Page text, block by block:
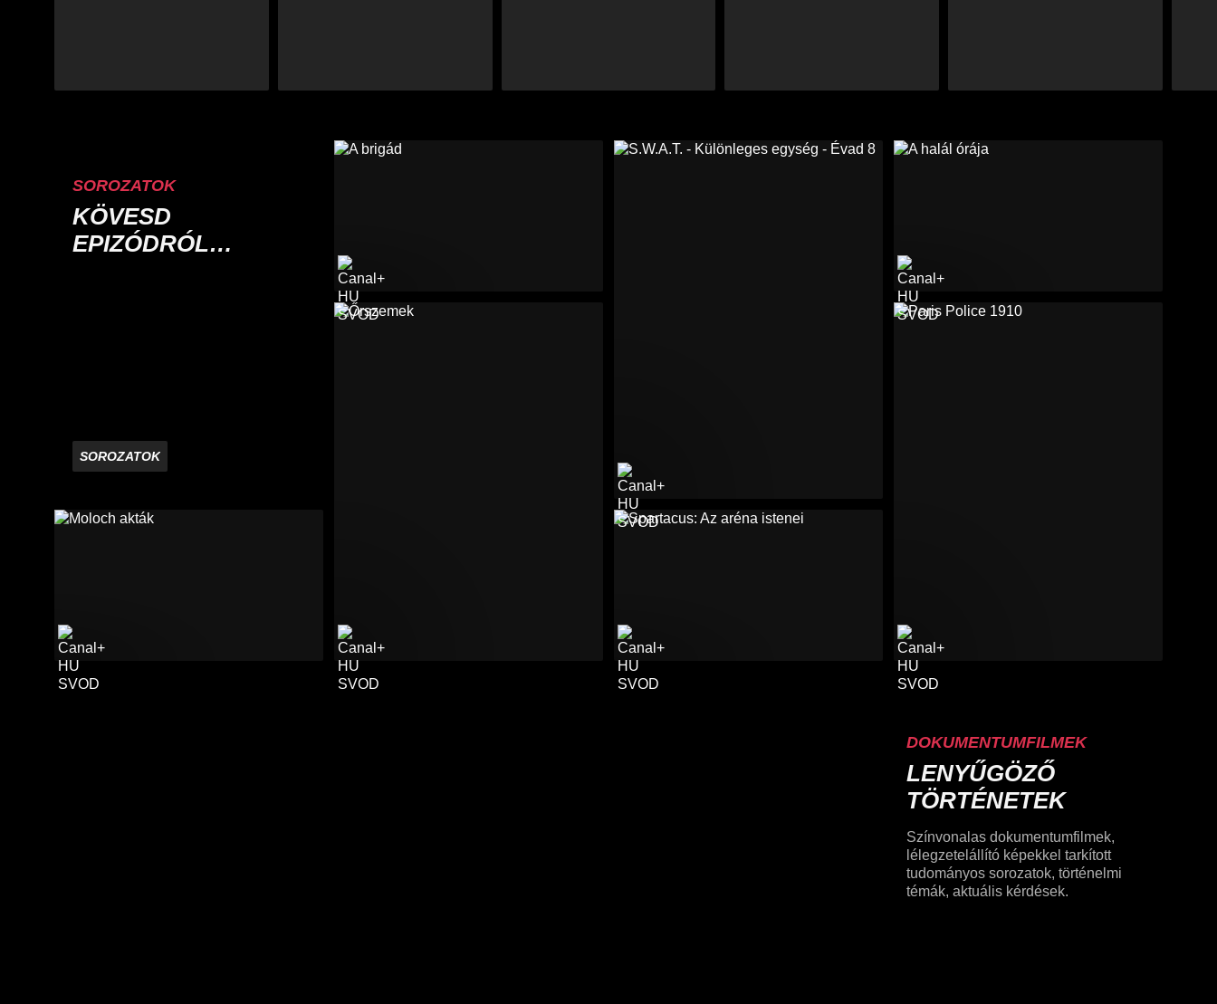
SOROZATOK
KÖVESD
EPIZÓDRÓL
SOROZATOK
DOKUMENTUMFILMEK
LENYŰGÖZŐ
TÖRTÉNETEK
Színvonalas dokumentumfilmek,
lélegzetelállító képekkel tarkított
tudományos sorozatok, történelmi
témák, aktuális kérdések.